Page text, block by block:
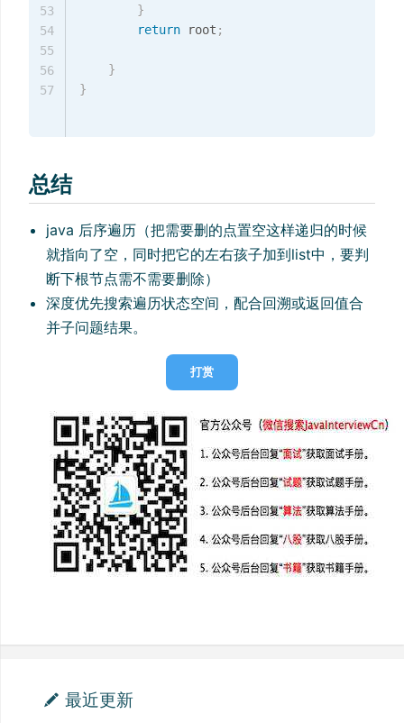
}
return root ;
}
}
53
54
55
56
57
总结
java 后序遍历（把需要删的点置空这样递归的时候
就指向了空，同时把它的左右孩子加到list中，要判
断下根节点需不需要删除）
深度优先搜索遍历状态空间，配合回溯或返回值合
并子问题结果。
打赏
最近更新